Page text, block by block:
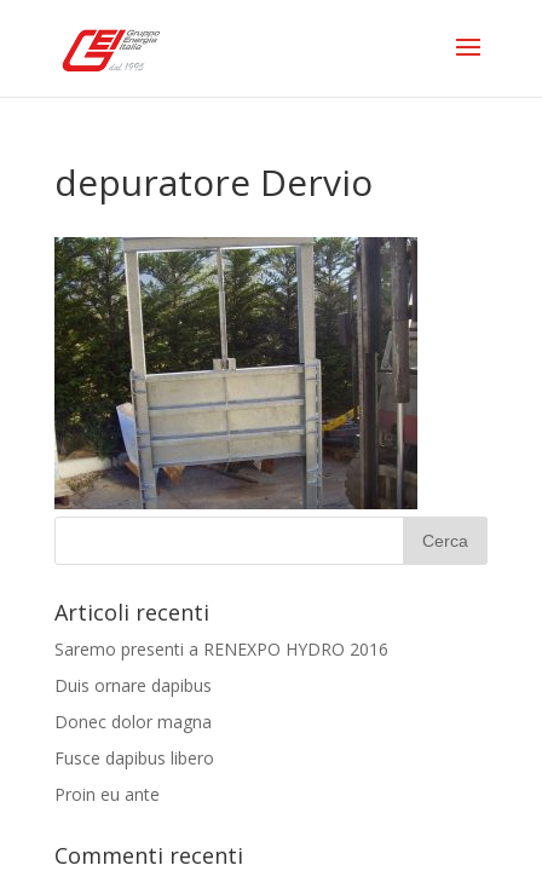
depuratore Dervio
Articoli recenti
Saremo presenti a RENEXPO HYDRO 2016
Duis ornare dapibus
Donec dolor magna
Fusce dapibus libero
Proin eu ante
Commenti recenti